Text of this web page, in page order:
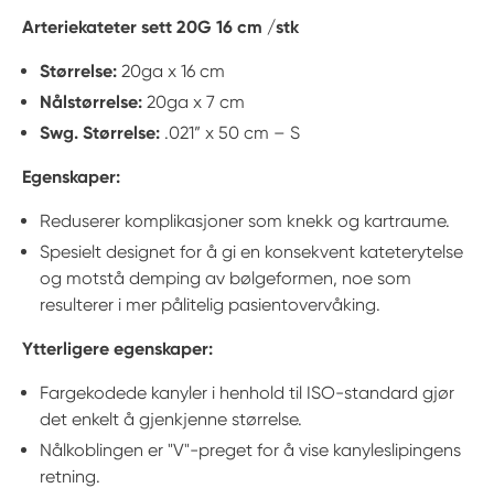
Arteriekateter sett 20G 16 cm /stk
Størrelse: 20ga x 16 cm
Nålstørrelse: 20ga x 7 cm
Swg. Størrelse: .021” x 50 cm – S
Egenskaper:
Reduserer komplikasjoner som knekk og kartraume.
Spesielt designet for å gi en konsekvent kateterytelse
og motstå demping av bølgeformen, noe som
resulterer i mer pålitelig pasientovervåking.
Ytterligere egenskaper:
Fargekodede kanyler i henhold til ISO-standard gjør
det enkelt å gjenkjenne størrelse.
Nålkoblingen er "V"-preget for å vise kanyleslipingens
retning.